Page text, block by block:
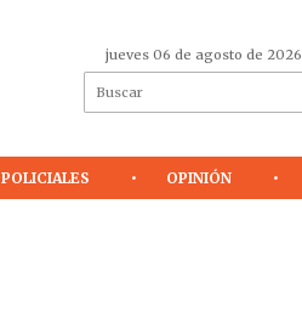
jueves 06 de agosto de 2026
POLICIALES OPINIÓN